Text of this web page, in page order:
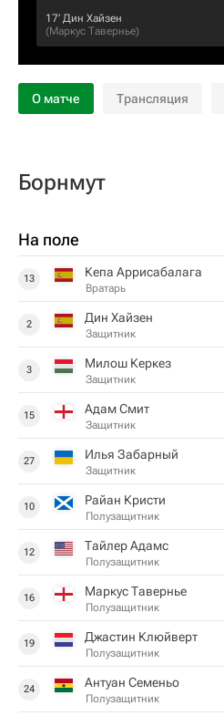
17‎’‎ Дин Хайзен
(Маркус Тавернье)
О матче Трансляция
Борнмут
На поле
13 Кепа Аррисабалага
Вратарь
2 Дин Хайзен
Защитник
3 Милош Керкез
Защитник
15 Адам Смит
Защитник
27 Илья Забарный
Защитник
10 Райан Кристи
Полузащитник
12 Тайлер Адамс
Полузащитник
16 Маркус Тавернье
Полузащитник
19 Джастин Клюйверт
Полузащитник
24 Антуан Семеньо
Полузащитник